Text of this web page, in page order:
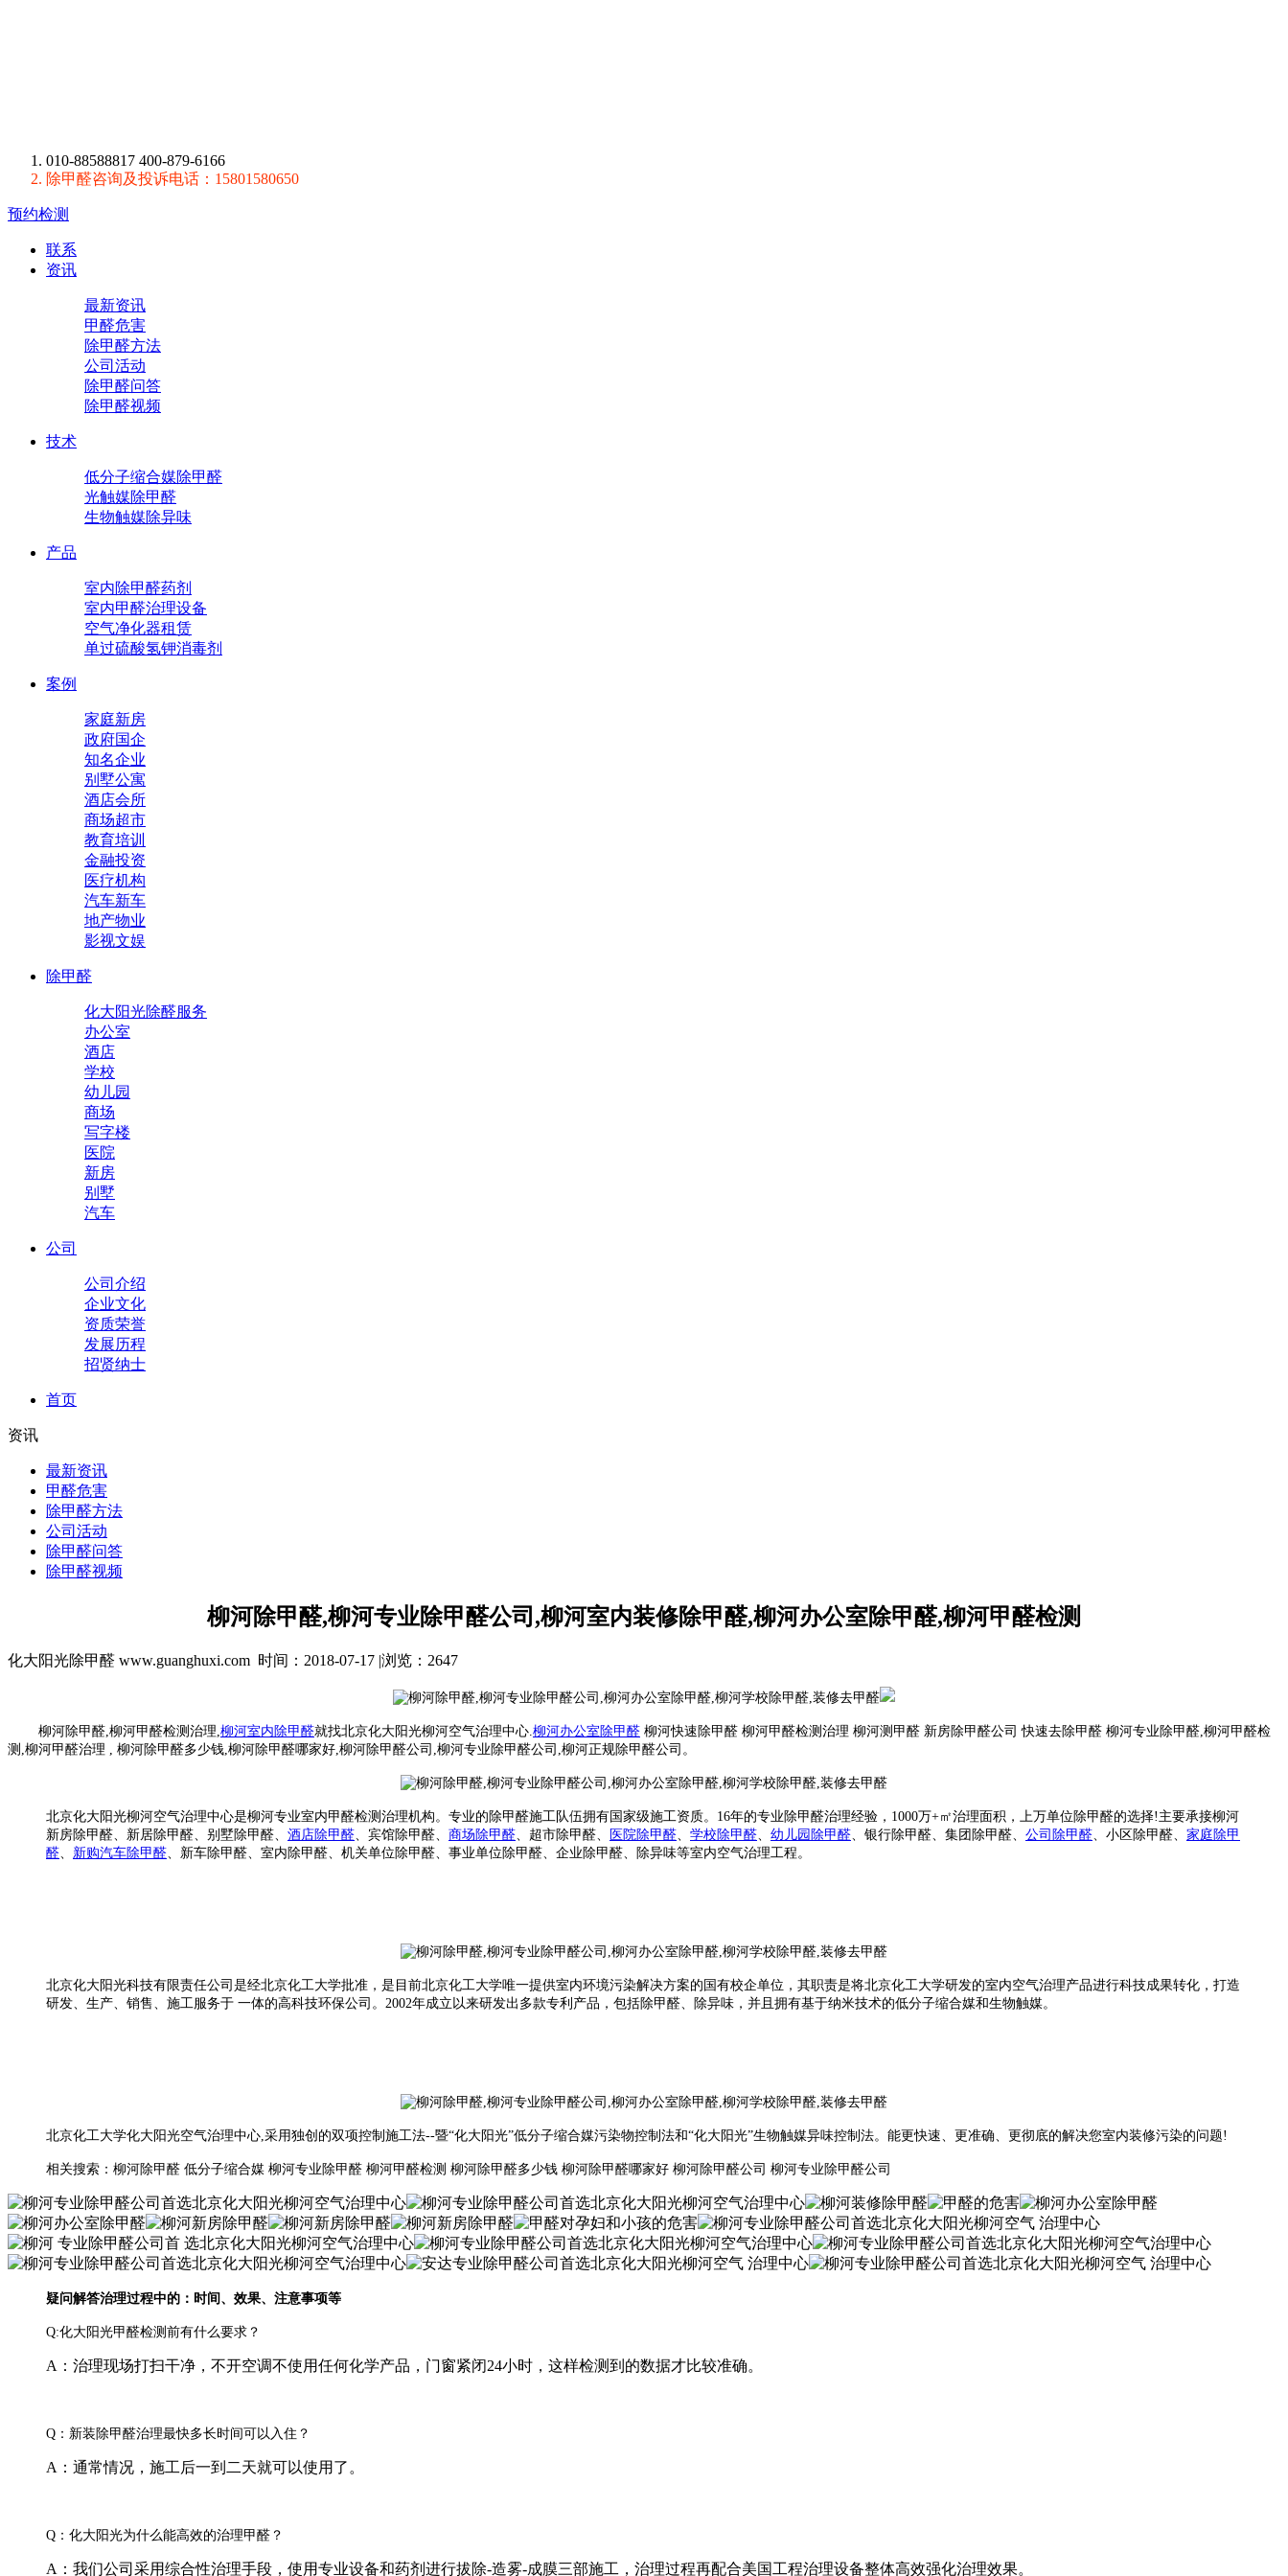
010-88588817 400-879-6166
除甲醛咨询及投诉电话：15801580650
预约检测
联系
资讯
最新资讯
甲醛危害
除甲醛方法
公司活动
除甲醛问答
除甲醛视频
技术
低分子缩合媒除甲醛
光触媒除甲醛
生物触媒除异味
产品
室内除甲醛药剂
室内甲醛治理设备
空气净化器租赁
单过硫酸氢钾消毒剂
案例
家庭新房
政府国企
知名企业
别墅公寓
酒店会所
商场超市
教育培训
金融投资
医疗机构
汽车新车
地产物业
影视文娱
除甲醛
化大阳光除醛服务
办公室
酒店
学校
幼儿园
商场
写字楼
医院
新房
别墅
汽车
公司
公司介绍
企业文化
资质荣誉
发展历程
招贤纳士
首页
资讯
最新资讯
甲醛危害
除甲醛方法
公司活动
除甲醛问答
除甲醛视频
柳河除甲醛,柳河专业除甲醛公司,柳河室内装修除甲醛,柳河办公室除甲醛,柳河甲醛检测
化大阳光除甲醛 www.guanghuxi.com 时间：2018-07-17 |浏览：2647
柳河除甲醛,柳河甲醛检测治理, 柳河室内除甲醛就找北京化大阳光柳河空气治理中心. 柳河办公室除甲醛 柳河快速除甲醛 柳河甲醛检测治理 柳河测甲醛 新房除甲醛公司 快速去除甲醛 柳河专业除甲醛,柳河甲醛检
测,柳河甲醛治理 , 柳河除甲醛多少钱,柳河除甲醛哪家好,柳河除甲醛公司,柳河专业除甲醛公司,柳河正规除甲醛公司。
北京化大阳光柳河空气治理中心是柳河专业室内甲醛检测治理机构。专业的除甲醛施工队伍拥有国家级施工资质。16年的专业除甲醛治理经验，1000万+㎡治理面积，上万单位除甲醛的选择!主要承接柳河
新房除甲醛、 新居除甲醛 、别墅除甲醛、 酒店除甲醛 宾馆除甲醛 商场除甲醛 、超市除甲醛、 医院除甲醛 学校除甲醛 幼儿园 除甲醛 、银行除甲醛、集团 除甲醛、 公司 除甲醛 、小区除甲醛
家庭除甲
醛
新购汽车除甲醛 新车除甲醛、 室内除甲醛、机关单位除甲醛、事业单位除甲醛、企业除甲醛、除异味等室内空气治理工程。
北京化大阳光科技有限责任公司是经北京化工大学批准，是目前北京化工大学唯一提供室内环境污染解决方案的国有校企单位，其职责是将北京化工大学研发的室内空气治理产品进行科技成果转化，打造
研发、生产、销售、施工服务于 一体的高科技环保公司。2002年成立以来研发出多款专利产品，包括除甲醛、除异味，并且拥有基于纳米技术的低分子缩合媒和生物触媒。
北京化工大学化大阳光空气治理中心,采用独创的双项控制施工法--暨“化大阳光”低分子缩合媒污染物控制法和“化大阳光”生物触媒异味控制法。能更快速、更准确、更彻底的解决您室内装修污染的问题!
相关搜索：柳河除甲醛 低分子缩合媒 柳河专业除甲醛 柳河甲醛检测 柳河除甲醛多少钱 柳河除甲醛哪家好 柳河除甲醛公司 柳河专业除甲醛公司
疑问解答治理过程中的：时间、效果、注意事项等
Q:化大阳光甲醛检测前有什么要求？
A：治理现场打扫干净，不开空调不使用任何化学产品，门窗紧闭24小时，这样检测到的数据才比较准确。
Q：新装除甲醛治理最快多长时间可以入住？
A：通常情况，施工后一到二天就可以使用了。
Q：化大阳光为什么能高效的治理甲醛？
A：我们公司采用综合性治理手段，使用专业设备和药剂进行拔除-造雾-成膜三部施工，治理过程再配合美国工程治理设备整体高效强化治理效果。